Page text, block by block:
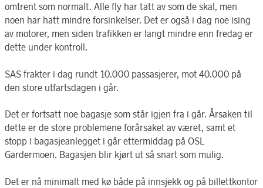
omtrent som normalt. Alle fly har tatt av som de skal, men
noen har hatt mindre forsinkelser. Det er også i dag noe ising
av motorer, men siden trafikken er langt mindre enn fredag er
dette under kontroll.
SAS frakter i dag rundt 10.000 passasjerer, mot 40.000 på
den store utfartsdagen i går.
Det er fortsatt noe bagasje som står igjen fra i går. Årsaken til
dette er de store problemene forårsaket av været, samt et
stopp i bagasjeanlegget i går ettermiddag på OSL
Gardermoen. Bagasjen blir kjørt ut så snart som mulig.
Det er nå minimalt med kø både på innsjekk og på billettkontor